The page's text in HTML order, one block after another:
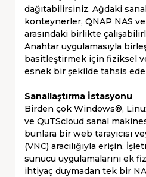
dağıtabilirsiniz. Ağdaki
konteynerler, QNAP NAS
arasındaki birlikte
Anahtar uygulamasıyla
basitleştirmek için fiziksel
esnek bir şekilde tahsis
Sanallaştırma İstasyonu
Birden çok Windows®,
ve QuTScloud sanal
bunlara bir web tarayıcısı
(VNC) aracılığıyla erişin.
sunucu uygulamalarını ek
ihtiyaç duymadan tek bir